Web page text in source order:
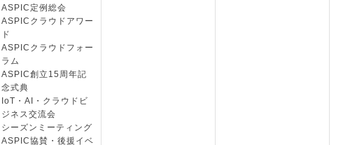
ASPIC定例総会
ASPICクラウドアワー
ド
ASPICクラウドフォー
ラム
ASPIC創立15周年記
念式典
IoT・AI・クラウドビ
ジネス交流会
シーズンミーティング
ASPIC協賛・後援イベ